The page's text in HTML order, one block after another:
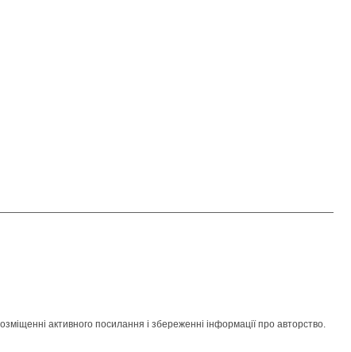
активного посилання і збереженні інформації про авторство.